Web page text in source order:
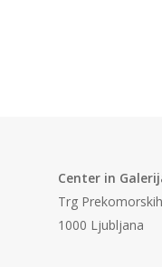
Center in
Trg
1000 Ljubljana